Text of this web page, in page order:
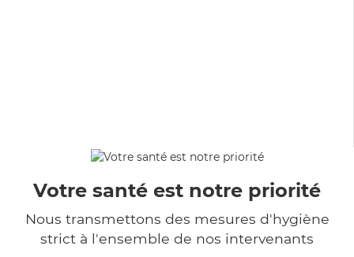
Votre santé est notre priorité
Nous transmettons des mesures d'hygiène
strict à l'ensemble de nos intervenants